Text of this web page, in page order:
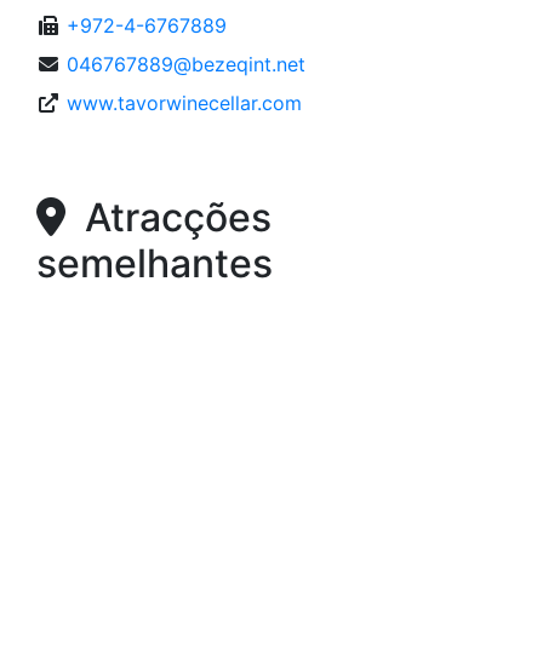
+972-4-6767889
046767889@bezeqint.net
www.tavorwinecellar.com
Atracções
semelhantes